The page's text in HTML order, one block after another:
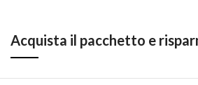
Acquista il pacchetto e